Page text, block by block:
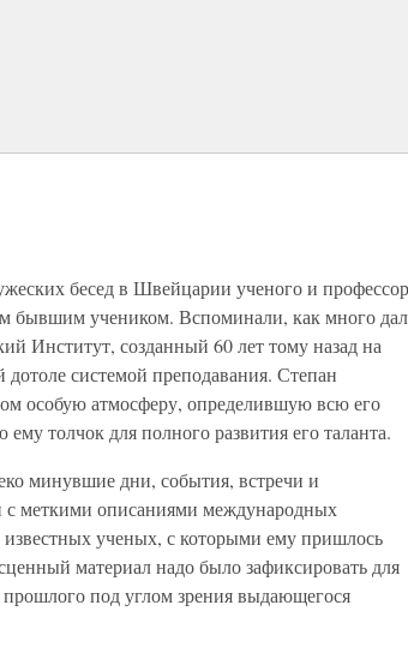
бесед в Швейцарии ученого и
бывшим учеником. Вспоминали, как много дал
Институт, созданный 60 лет тому назад на
системой преподавания. Степан
особую атмосферу, определившую всю его
толчок для полного развития его таланта.
минувшие дни, события, встречи и
с меткими описаниями международных
известных ученых, с которыми ему пришлось
материал надо было зафиксировать для
под углом зрения выдающегося